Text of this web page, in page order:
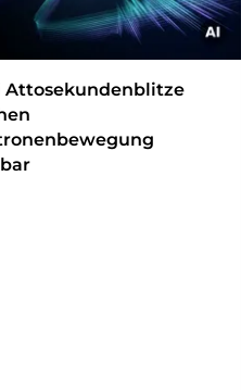
Attosekundenblitze